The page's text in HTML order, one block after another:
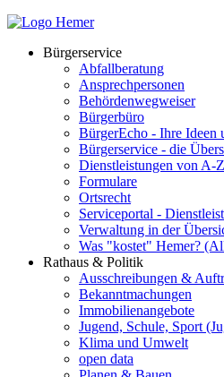
Bürgerservice
Abfallberatung
Ansprechpersonen
Behördenwegweiser
Bürgerbüro
BürgerEcho - Ihre Ideen
Bürgerservice - die
Dienstleistungen von A-Z
Formulare
Ortsrecht
Serviceportal -
Verwaltung in der
Was "kostet" Hemer?
Rathaus & Politik
Ausschreibungen &
Bekanntmachungen
Immobilienangebote
Jugend, Schule, Sport
Klima und Umwelt
open data